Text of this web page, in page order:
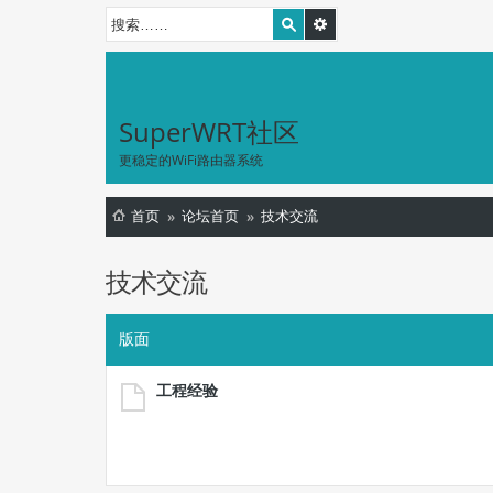
SuperWRT社区
更稳定的WiFi路由器系统
首页 论坛首页 技术交流
技术交流
版面
工程经验